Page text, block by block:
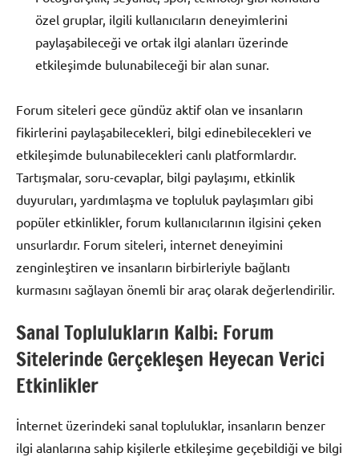
özel gruplar, ilgili kullanıcıların deneyimlerini
paylaşabileceği ve ortak ilgi alanları üzerinde
etkileşimde bulunabileceği bir alan sunar.
Forum siteleri gece gündüz aktif olan ve insanların
fikirlerini paylaşabilecekleri, bilgi edinebilecekleri ve
etkileşimde bulunabilecekleri canlı platformlardır.
Tartışmalar, soru-cevaplar, bilgi paylaşımı, etkinlik
duyuruları, yardımlaşma ve topluluk paylaşımları gibi
popüler etkinlikler, forum kullanıcılarının ilgisini çeken
unsurlardır. Forum siteleri, internet deneyimini
zenginleştiren ve insanların birbirleriyle bağlantı
kurmasını sağlayan önemli bir araç olarak değerlendirilir.
Sanal Toplulukların Kalbi: Forum
Sitelerinde Gerçekleşen Heyecan Verici
Etkinlikler
İnternet üzerindeki sanal topluluklar, insanların benzer
ilgi alanlarına sahip kişilerle etkileşime geçebildiği ve bilgi